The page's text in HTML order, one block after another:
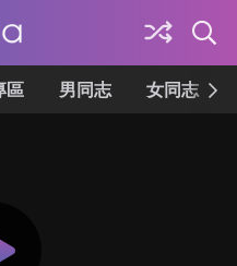
區 男同志 女同志